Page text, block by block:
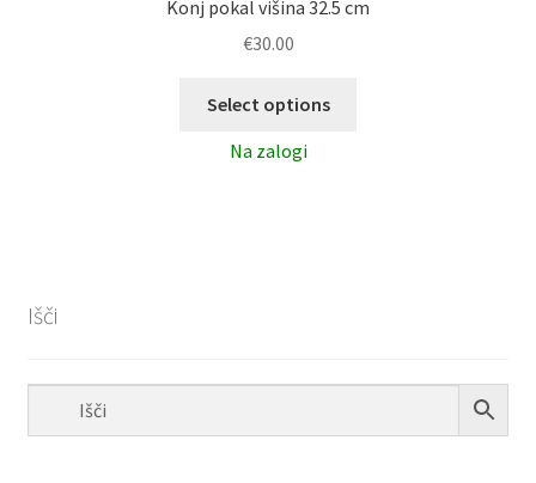
Konj pokal višina 32.5 cm
€30.00
Select options
Na zalogi
Išči